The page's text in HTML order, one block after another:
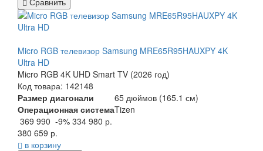
Micro RGB телевизор Samsung MRE65R95HAUXPY 4K
Ultra HD
Micro RGB 4K UHD Smart TV (2026 год)
Код товара: 142148
Размер диагонали
65 дюймов (165.1 см)
Операционная системаTizen
369 990 -9% 334 980 р.
380 659 р.
в корзину